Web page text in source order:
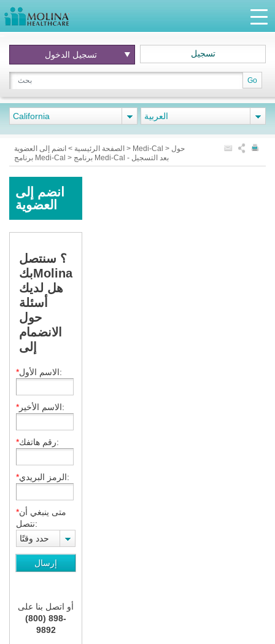
Go
تسجيل الدخول تسجيل
California العربية
الصفحة الرئيسية > > Medi-Cal > حول
برنامج Medi-Cal > برنامج Medi-Cal - بعد التسجيل
انضم إلى
العضوية
؟ سنتصل
بكMolina
هل لديك
أسئلة
حول
الانضمام
إلى
* الاسم الأول:
* الاسم الأخير:
* رقم هاتفك:
* الرمز البريدي:
*متى ينبغي أن
نتصل:
حدد وقتًا
أو اتصل بنا على
(800) 898-
9892